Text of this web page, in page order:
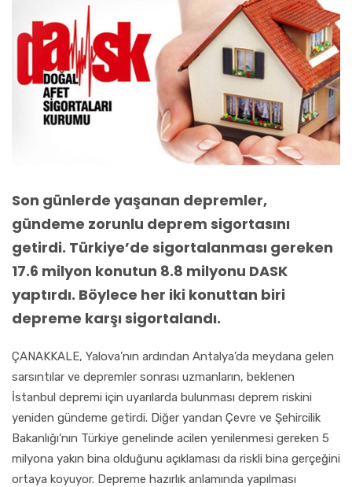
Son günlerde yaşanan depremler,
gündeme zorunlu deprem sigortasını
getirdi. Türkiye’de sigortalanması gereken
17.6 milyon konutun 8.8 milyonu DASK
yaptırdı. Böylece her iki konuttan biri
depreme karşı sigortalandı.
ÇANAKKALE, Yalova’nın ardından Antalya’da meydana gelen
sarsıntılar ve depremler sonrası uzmanların, beklenen
İstanbul depremi için uyarılarda bulunması deprem riskini
yeniden gündeme getirdi. Diğer yandan Çevre ve Şehircilik
Bakanlığı’nın Türkiye genelinde acilen yenilenmesi gereken 5
milyona yakın bina olduğunu açıklaması da riskli bina gerçeğini
ortaya koyuyor. Depreme hazırlık anlamında yapılması